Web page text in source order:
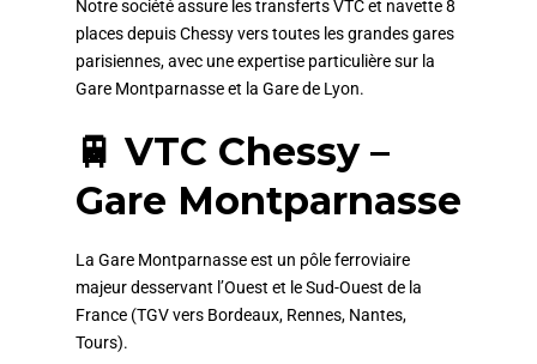
Notre société assure les transferts VTC et navette 8
places depuis Chessy vers toutes les grandes gares
parisiennes, avec une expertise particulière sur la
Gare Montparnasse et la Gare de Lyon.
🚆 VTC Chessy –
Gare Montparnasse
La Gare Montparnasse est un pôle ferroviaire
majeur desservant l’Ouest et le Sud-Ouest de la
France (TGV vers Bordeaux, Rennes, Nantes,
Tours).